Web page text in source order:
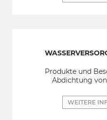
Produkte und
Abdichtung
WEITERE